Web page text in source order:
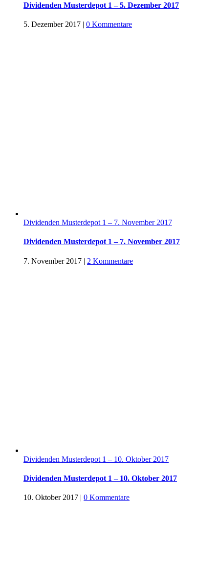
Dividenden Musterdepot 1 – 5. Dezember 2017
5. Dezember 2017 | 0 Kommentare
Dividenden Musterdepot 1 – 7. November 2017
Dividenden Musterdepot 1 – 7. November 2017
7. November 2017 | 2 Kommentare
Dividenden Musterdepot 1 – 10. Oktober 2017
Dividenden Musterdepot 1 – 10. Oktober 2017
10. Oktober 2017 | 0 Kommentare